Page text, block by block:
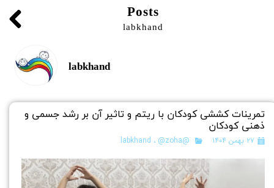
Posts
labkhand
labkhand
تمرینات کششی کودکان با ریتم و تاثیر آن بر رشد جسمی و
ذهنی کودکان
۲۷ بهمن ۱۴۰۴ @labkhand ، @zoha